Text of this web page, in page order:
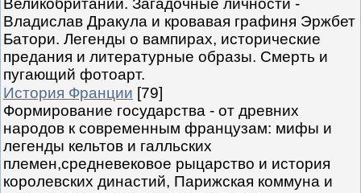
Великобритании. Загадочные личности -
Владислав Дракула и кровавая графиня Эржбет
Батори. Легенды о вампирах, исторические
предания и литературные образы. Смерть и
пугающий фотоарт.
История Франции [79]
Формирование государства - от древних
народов к современным французам: мифы и
легенды кельтов и галльских
племен,средневековое рыцарство и история
королевских династий, Парижская коммуна и